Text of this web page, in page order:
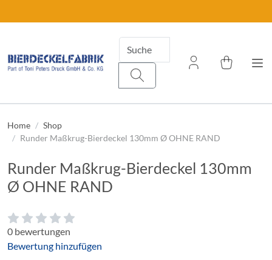
Home
Shop
Runder Maßkrug-Bierdeckel 130mm Ø OHNE RAND
Runder Maßkrug-Bierdeckel 130mm
Ø OHNE RAND
0 bewertungen
Bewertung hinzufügen